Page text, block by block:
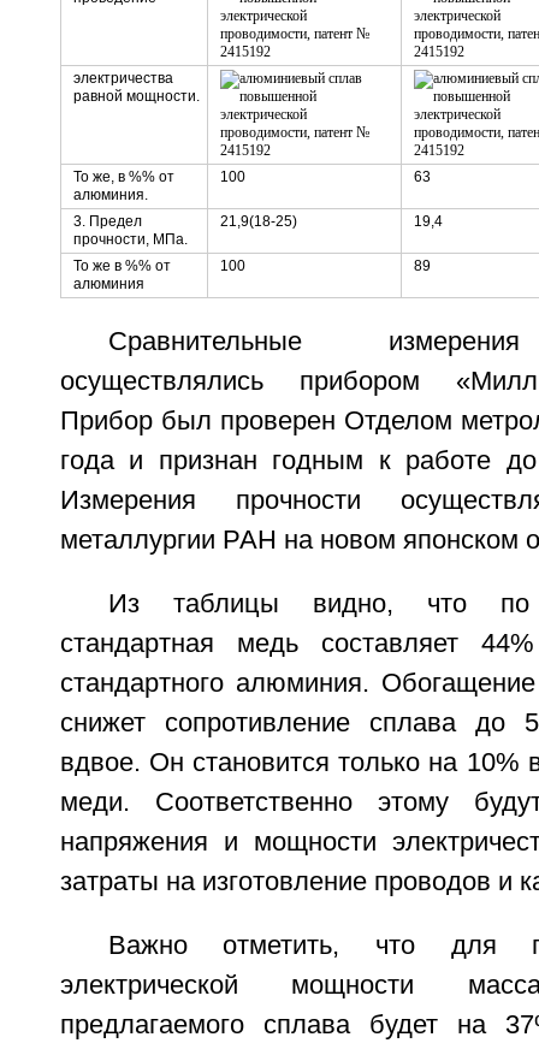
электричества
равной мощности.
То же, в %% от
алюминия.
100 63
3. Предел
прочности, МПа.
21,9(18-25) 19,4
То же в %% от
алюминия
100 89
Сравнительные
осуществлялись прибором
Прибор был проверен Отделом
года и признан годным к работе до
Измерения прочности
металлургии РАН на новом японском
Из таблицы видно, что по
стандартная медь составляет
стандартного алюминия.
снижет сопротивление сплава до
вдвое. Он становится только на 10%
меди. Соответственно этому
напряжения и мощности
затраты на изготовление проводов и
Важно отметить, что для
электрической мощности
предлагаемого сплава будет на